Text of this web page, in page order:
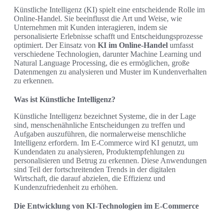
Künstliche Intelligenz (KI) spielt eine entscheidende Rolle im
Online-Handel. Sie beeinflusst die Art und Weise, wie
Unternehmen mit Kunden interagieren, indem sie
personalisierte Erlebnisse schafft und Entscheidungsprozesse
optimiert. Der Einsatz von KI im Online-Handel umfasst
verschiedene Technologien, darunter Machine Learning und
Natural Language Processing, die es ermöglichen, große
Datenmengen zu analysieren und Muster im Kundenverhalten
zu erkennen.
Was ist Künstliche Intelligenz?
Künstliche Intelligenz bezeichnet Systeme, die in der Lage
sind, menschenähnliche Entscheidungen zu treffen und
Aufgaben auszuführen, die normalerweise menschliche
Intelligenz erfordern. Im E-Commerce wird KI genutzt, um
Kundendaten zu analysieren, Produktempfehlungen zu
personalisieren und Betrug zu erkennen. Diese Anwendungen
sind Teil der fortschreitenden Trends in der digitalen
Wirtschaft, die darauf abzielen, die Effizienz und
Kundenzufriedenheit zu erhöhen.
Die Entwicklung von KI-Technologien im E-Commerce